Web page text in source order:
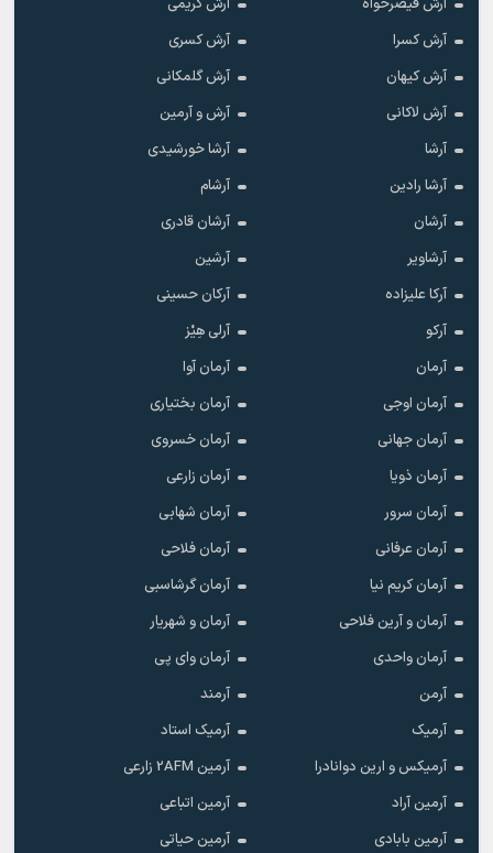
آرش قیصرخواه
آرش کریمی
آرش کسرا
آرش کسری
آرش کیهان
آرش گلمکانی
آرش لاکانی
آرش و آرمین
آرشا
آرشا خورشیدی
آرشا رادین
آرشام
آرشان
آرشان قادری
آرشاویر
آرشین
آرکا علیزاده
آرکان حسینی
آرکو
آرلی هِیْز
آرمان
آرمان آوا
آرمان اوجی
آرمان بختیاری
آرمان جهانی
آرمان خسروی
آرمان ذویا
آرمان زارعی
آرمان سرور
آرمان شهابی
آرمان عرفانی
آرمان فلاحی
آرمان کریم نیا
آرمان گرشاسبی
آرمان و آرین فلاحی
آرمان و شهریار
آرمان واحدی
آرمان وای پی
آرمن
آرمند
آرمیک
آرمیک استاد
آرمیکس و ارین دوانادرا
آرمین 2AFM زارعی
آرمین آراد
آرمین اتباعی
آرمین بابادی
آرمین حیاتی